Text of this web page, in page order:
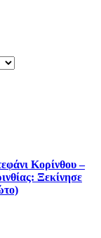
Κορίνθου –
Ξεκίνησε